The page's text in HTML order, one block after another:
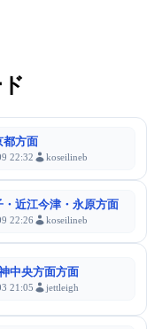
都方面
22:32 koseilineb
・近江今津・永原方面
22:26 koseilineb
中央方面方面
21:05 jettleigh